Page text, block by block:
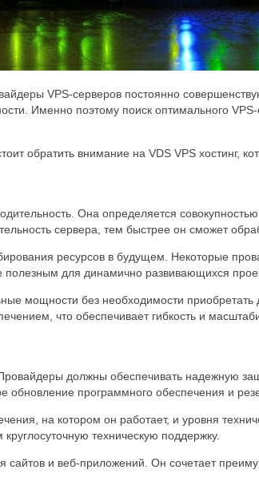
VPS-серверов постоянно
Именно поэтому поиск оптимального
обратить внимание на VDS VPS хостинг,
Она определяется
сервера, тем быстрее он сможет
ресурсов в будущем. Некоторые
для динамично развивающихся
мощности без необходимости
что обеспечивает гибкость и
должны обеспечивать надежную
обновление программного обеспечения и
на котором он работает, и уровня
техническую поддержку.
и веб-приложений. Он сочетает